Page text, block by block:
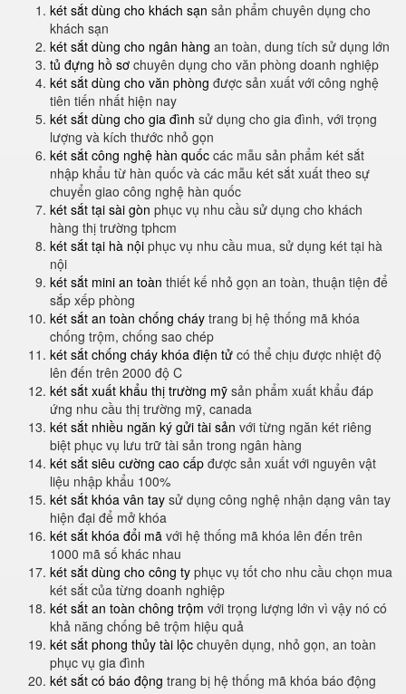
két sắt dùng cho khách sạn sản phẩm chuyên dụng cho
khách sạn
két sắt dùng cho ngân hàng an toàn, dung tích sử dụng lớn
tủ đựng hồ sơ chuyên dụng cho văn phòng doanh nghiệp
két sắt dùng cho văn phòng được sản xuất với công nghệ
tiên tiến nhất hiện nay
két sắt dùng cho gia đình sử dụng cho gia đình, với trọng
lượng và kích thước nhỏ gọn
két sắt công nghệ hàn quốc các mẫu sản phẩm két sắt
nhập khẩu từ hàn quốc và các mẫu két sắt xuất theo sự
chuyển giao công nghệ hàn quốc
két sắt tại sài gòn phục vụ nhu cầu sử dụng cho khách
hàng thị trường tphcm
két sắt tại hà nội phục vụ nhu cầu mua, sử dụng két tại hà
nội
két sắt mini an toàn thiết kế nhỏ gọn an toàn, thuận tiện để
sắp xếp phòng
két sắt an toàn chống cháy trang bị hệ thống mã khóa
chống trộm, chống sao chép
két sắt chống cháy khóa điện tử có thể chịu được nhiệt độ
lên đến trên 2000 độ C
két sắt xuất khẩu thị trường mỹ sản phẩm xuất khẩu đáp
ứng nhu cầu thị trường mỹ, canada
két sắt nhiều ngăn ký gửi tài sản với từng ngăn két riêng
biệt phục vụ lưu trữ tài sản trong ngân hàng
két sắt siêu cường cao cấp được sản xuất với nguyên vật
liệu nhập khẩu 100%
két sắt khóa vân tay sử dụng công nghệ nhận dạng vân tay
hiện đại để mở khóa
két sắt khóa đổi mã với hệ thống mã khóa lên đến trên
1000 mã số khác nhau
két sắt dùng cho công ty phục vụ tốt cho nhu cầu chọn mua
két sắt của từng doanh nghiệp
két sắt an toàn chông trộm với trọng lượng lớn vì vậy nó có
khả năng chống bê trộm hiệu quả
két sắt phong thủy tài lộc chuyên dụng, nhỏ gọn, an toàn
phục vụ gia đình
két sắt có báo động trang bị hệ thống mã khóa báo động